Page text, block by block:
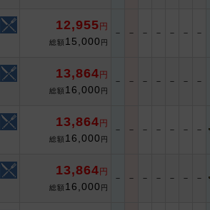
12,955 円
総額 15,000 円
－ － － － － － －
13,864 円
総額 16,000 円
－ － － － － － －
13,864 円
総額 16,000 円
－ － － － － － －
13,864 円
総額 16,000 円
－ － － － － － －